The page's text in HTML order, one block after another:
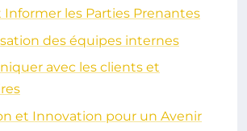
les Parties Prenantes
des équipes internes
avec les clients et
et Innovation pour un Avenir